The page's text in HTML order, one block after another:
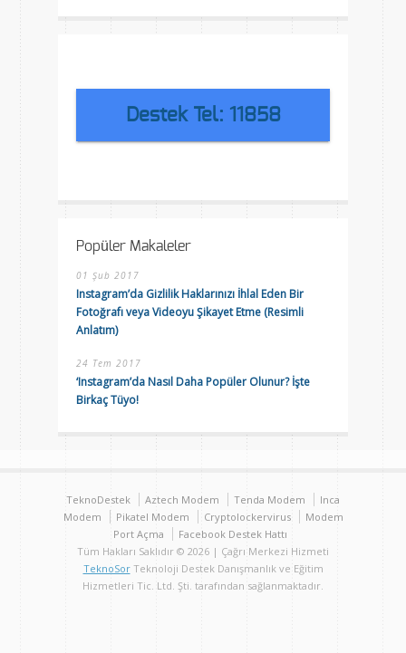
Destek Tel: 11858
Popüler Makaleler
01 Şub 2017
Instagram’da Gizlilik Haklarınızı İhlal Eden Bir
Fotoğrafı veya Videoyu Şikayet Etme (Resimli
Anlatım)
24 Tem 2017
‘Instagram’da Nasıl Daha Popüler Olunur? İşte
Birkaç Tüyo!
TeknoDestek Aztech Modem Tenda Modem
Inca
Modem
Pikatel Modem Cryptolockervirus
Modem
Port Açma
Facebook Destek Hattı
Tüm Hakları Saklıdır © 2026 | Çağrı Merkezi Hizmeti
TeknoSorTeknoloji Destek Danışmanlık ve Eğitim
Hizmetleri Tic. Ltd. Şti. tarafından sağlanmaktadır.